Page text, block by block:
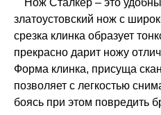
златоустовский нож с
срезка клинка образует
прекрасно дарит ножу
Форма клинка, присуща
позволяет с легкостью
боясь при этом повредить